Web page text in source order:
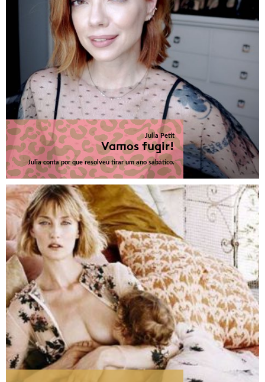
Julia Petit
Vamos fugir!
Julia conta por que resolveu tirar um ano sabático.